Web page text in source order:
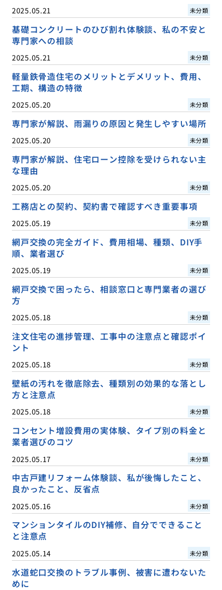
2025.05.21 未分類
基礎コンクリートのひび割れ体験談、私の不安と
専門家への相談
2025.05.21 未分類
軽量鉄骨造住宅のメリットとデメリット、費用、
工期、構造の特徴
2025.05.20 未分類
専門家が解説、雨漏りの原因と発生しやすい場所
2025.05.20 未分類
専門家が解説、住宅ローン控除を受けられない主
な理由
2025.05.20 未分類
工務店との契約、契約書で確認すべき重要事項
2025.05.19 未分類
網戸交換の完全ガイド、費用相場、種類、DIY手
順、業者選び
2025.05.19 未分類
網戸交換で困ったら、相談窓口と専門業者の選び
方
2025.05.18 未分類
注文住宅の進捗管理、工事中の注意点と確認ポイ
ント
2025.05.18 未分類
壁紙の汚れを徹底除去、種類別の効果的な落とし
方と注意点
2025.05.18 未分類
コンセント増設費用の実体験、タイプ別の料金と
業者選びのコツ
2025.05.17 未分類
中古戸建リフォーム体験談、私が後悔したこと、
良かったこと、反省点
2025.05.16 未分類
マンションタイルのDIY補修、自分でできること
と注意点
2025.05.14 未分類
水道蛇口交換のトラブル事例、被害に遭わないた
めに